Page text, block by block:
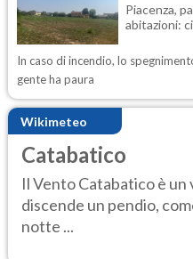
Piacenza,
abitazioni:
In caso di incendio, lo
gente ha paura
Wikimeteo
Catabatico
Il Vento Catabatico è
discende un pendio,
notte ...